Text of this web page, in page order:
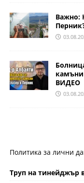
Важно:
камъни
ВИДЕО
Политика за лични
Труп на тинейджър